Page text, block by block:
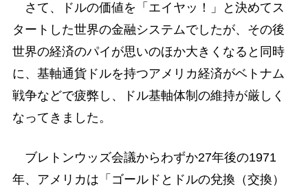
さて、ドルの価値を「エイヤッ！」と決めてス
タートした世界の金融システムでしたが、その後
世界の経済のパイが思いのほか大きくなると同時
に、基軸通貨ドルを持つアメリカ経済がベトナム
戦争などで疲弊し、ドル基軸体制の維持が厳しく
なってきました。
ブレトンウッズ会議からわずか27年後の1971
年、アメリカは「ゴールドとドルの兌換（交換）